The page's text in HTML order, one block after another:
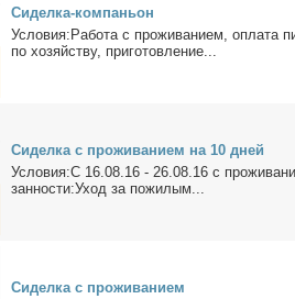
Си­дел­ка-ком­па­ньон
Усло­вия:Ра­бо­та с про­жи­ва­ни­ем, опла­та
по хо­зяй­ству, при­го­тов­ле­ние...
Си­дел­ка с про­жи­ва­ни­ем на 10 дней
Усло­вия:С 16.08.16 - 26.08.16 с
зан­но­сти:Уход за по­жи­лым...
Си­дел­ка с про­жи­ва­ни­ем